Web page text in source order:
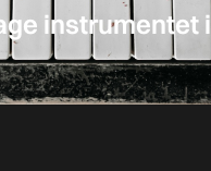
instrumentet i